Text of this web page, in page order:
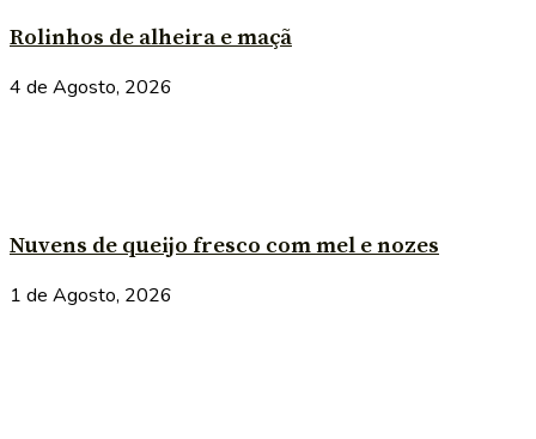
Rolinhos de alheira e maçã
4 de Agosto, 2026
Nuvens de queijo fresco com mel e nozes
1 de Agosto, 2026